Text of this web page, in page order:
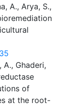
A., Arya, S.,
A., Ghaderi,
of
at the root-